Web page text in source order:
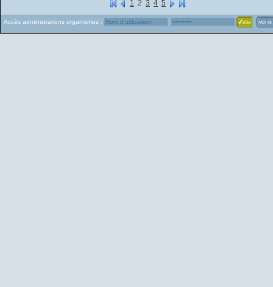
1 2 3 4 5
Accès administrations organismes :